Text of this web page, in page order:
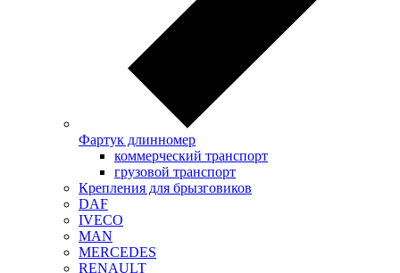
Фартук длинномер
коммерческий транспорт
грузовой транспорт
Крепления для брызговиков
DAF
IVECO
MAN
MERCEDES
RENAULT